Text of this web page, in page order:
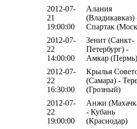
2012-07-
21
19:00:00
Алания
(Владикавказ)
Спартак
2012-07-
22
14:00:00
Зенит (Санкт-
Петербург) -
Амкар (Пермь)
2012-07-
22
16:30:00
Крылья
(Самара) -
(Грозный)
2012-07-
22
19:00:00
Анжи
- Кубань
(Краснодар)